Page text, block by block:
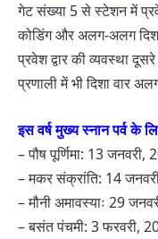
गेट संख्या 5 से स्टेशन में
कोडिंग और अलग-अलग
प्रवेश द्वार की व्यवस्था
प्रणाली में भी दिशा वार
इस वर्ष मुख्य स्नान पर्व के
– पौष पूर्णिमा: 13 जनवरी,
– मकर संक्रांति: 14
– मौनी अमावस्याः 29
– बसंत पंचमी: 3 फरवरी,